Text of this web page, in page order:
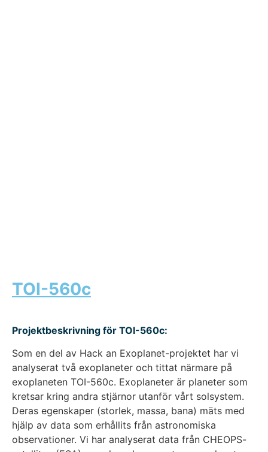
TOI-560c
Projektbeskrivning för TOI-560c:
Som en del av Hack an Exoplanet-projektet har vi
analyserat två exoplaneter och tittat närmare på
exoplaneten TOI-560c. Exoplaneter är planeter som
kretsar kring andra stjärnor utanför vårt solsystem.
Deras egenskaper (storlek, massa, bana) mäts med
hjälp av data som erhållits från astronomiska
observationer. Vi har analyserat data från CHEOPS-